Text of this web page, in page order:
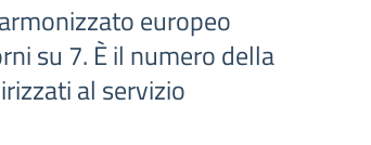
europeo
su 7. È il numero della
al servizio